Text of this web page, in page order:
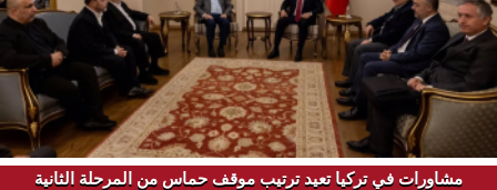
مشاورات في تركيا تعيد ترتيب موقف حماس من المرحلة الثانية